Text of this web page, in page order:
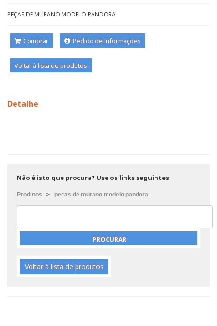
PEÇAS DE MURANO MODELO PANDORA
Comprar Pedido de Informações
Voltar à lista de produtos
Detalhe
Não é isto que procura? Use os links seguintes:
Produtos > pecas de murano modelo pandora
Voltar à lista de produtos